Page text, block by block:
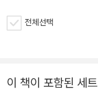
전체선택
이 책이 포함된 세트